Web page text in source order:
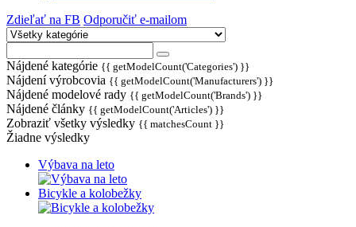
Zdieľať na FB Odporučiť e-mailom
Nájdené kategórie {{ getModelCount('Categories') }}
Nájdení výrobcovia {{ getModelCount('Manufacturers') }}
Nájdené modelové rady {{ getModelCount('Brands') }}
Nájdené články {{ getModelCount('Articles') }}
Zobraziť všetky výsledky {{ matchesCount }}
Žiadne výsledky
Výbava na leto
Bicykle a kolobežky